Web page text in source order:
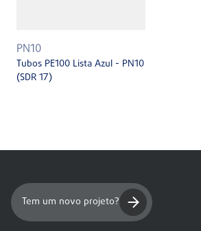
PN10
Tubos PE100 Lista Azul - PN10
(SDR 17)
Tem um novo projeto?